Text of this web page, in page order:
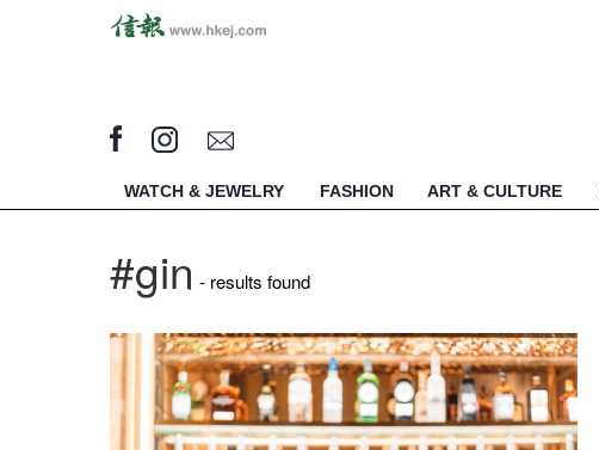
WATCH & JEWELRY FASHION ART & CULTURE
#gin - results found